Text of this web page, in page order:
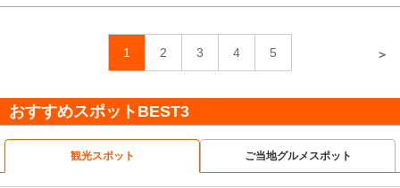
1 2 3 4 5 ＞
おすすめスポットBEST3
観光スポット ご当地グルメスポット